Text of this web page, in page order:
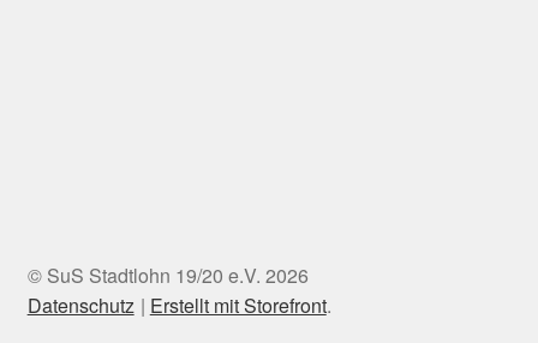
© SuS Stadtlohn 19/20 e.V. 2026
Datenschutz
Erstellt mit Storefront.